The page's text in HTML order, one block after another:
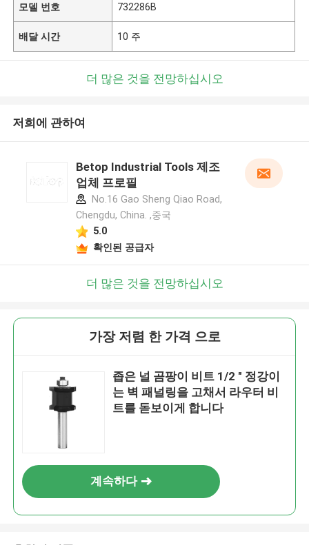
모델 번호 732286B
배달 시간 10 주
더 많은 것을 전망하십시오
저희에 관하여
Betop Industrial Tools 제조
업체 프로필
No.16 Gao Sheng Qiao Road,
Chengdu, China. ,중국
5.0
확인된 공급자
더 많은 것을 전망하십시오
가장 저렴 한 가격 으로
좁은 널 곰팡이 비트 1/2 " 정강이
는 벽 패널링을 고채서 라우터 비
트를 돋보이게 합니다
계속하다